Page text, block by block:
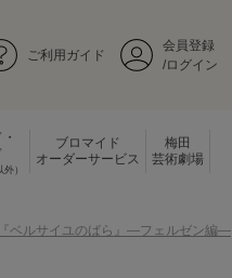
ご利用ガイド
会員登録
/ログイン
）
ブロマイド
オーダーサービス
梅田
芸術劇場
ベルサイユのばら』―フェルゼン編―